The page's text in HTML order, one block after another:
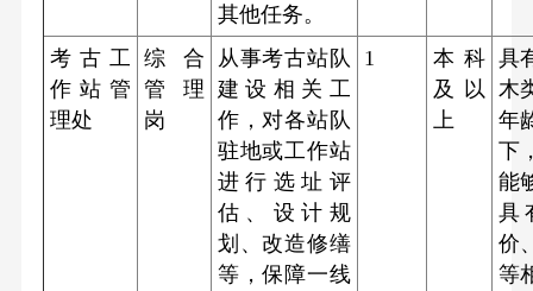
其他任务。
考古工
作站管
理处
综合
管理
岗
从事考古站队
建设相关工
作，对各站队
驻地或工作站
进行选址评
估、设计规
划、改造修缮
等，保障一线
1
本科
及以
上
具
木
年
下
能
具
价
等